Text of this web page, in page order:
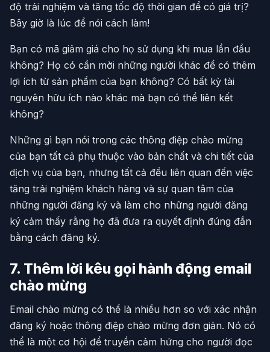
độ trải nghiệm và tăng tốc độ thời gian để có giá trị?
Bây giờ là lúc để nói cách làm!
Bạn có mã giảm giá cho họ sử dụng khi mua lần đầu
không? Họ có cần mời những người khác để có thêm
lợi ích từ sản phẩm của bạn không? Có bất kỳ tài
nguyên hữu ích nào khác mà bạn có thể liên kết
không?
Những gì bạn nói trong các thông điệp chào mừng
của bạn tất cả phụ thuộc vào bản chất và chi tiết của
dịch vụ của bạn, nhưng tất cả đều liên quan đến việc
tăng trải nghiệm khách hàng và sự quan tâm của
những người đăng ký và làm cho những người đăng
ký cảm thấy rằng họ đã đưa ra quyết định đúng đắn
bằng cách đăng ký.
7. Thêm lời kêu gọi hành động email
chào mừng
Email chào mừng có thể là nhiều hơn so với xác nhận
đăng ký hoặc thông điệp chào mừng đơn giản. Nó có
thể là một cơ hội để truyền cảm hứng cho người đọc